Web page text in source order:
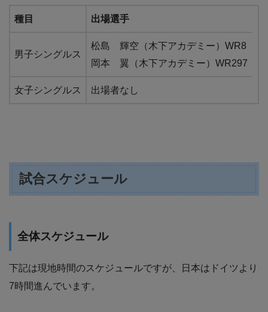
種目 出場選手
男子シングルス
松島 輝空（木下アカデミー）WR8
岡本 翼（木下アカデミー）WR297
女子シングルス 出場者なし
試合スケジュール
全体スケジュール
下記は現地時間のスケジュールですが、日本はドイツより
7時間進んでいます。